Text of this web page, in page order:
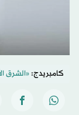
كامبريدج:«الشرق